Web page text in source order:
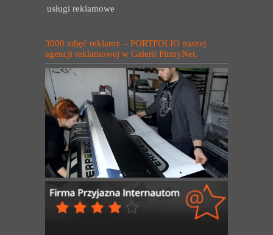
usługi reklamowe
3000 zdjęć reklamy – PORTFOLIO naszej
agencji reklamowej w Galerii FirmyNet.